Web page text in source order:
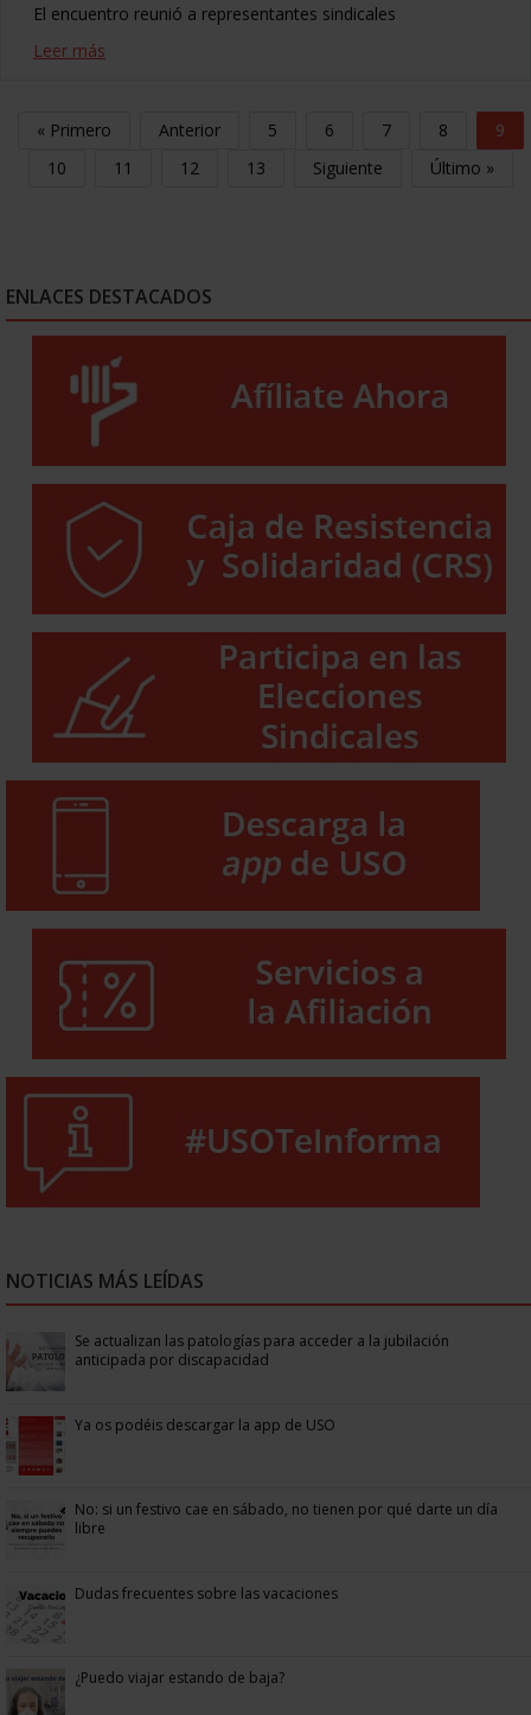
El encuentro reunió a representantes sindicales
Leer más
« Primero Anterior 5 6 7 8
9
10
11 12 13 Siguiente Último »
ENLACES DESTACADOS
NOTICIAS MÁS LEÍDAS
Se actualizan las patologías para acceder a la jubilación
anticipada por discapacidad
Ya os podéis descargar la app de USO
No: si un festivo cae en sábado, no tienen por qué darte un día
libre
Dudas frecuentes sobre las vacaciones
¿Puedo viajar estando de baja?